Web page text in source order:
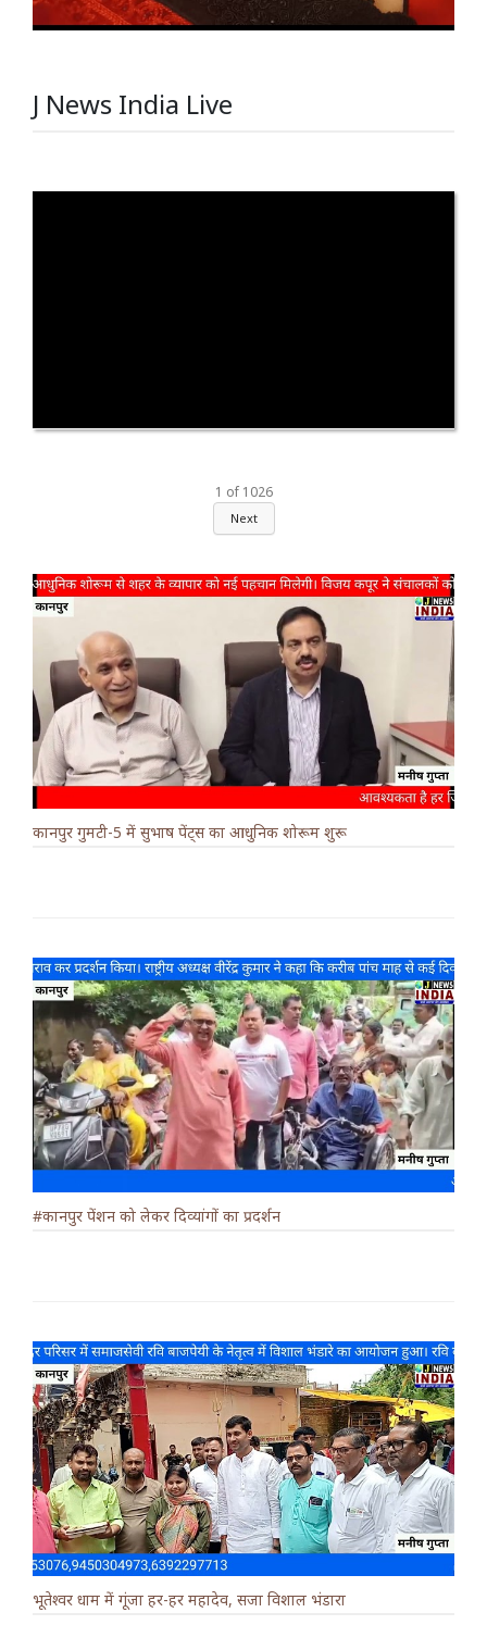
J News India Live
1 of 1026
Next
कानपुर गुमटी-5 में सुभाष पेंट्स का आधुनिक शोरूम शुरू
#कानपुर पेंशन को लेकर दिव्यांगों का प्रदर्शन
भूतेश्वर धाम में गूंजा हर-हर महादेव, सजा विशाल भंडारा